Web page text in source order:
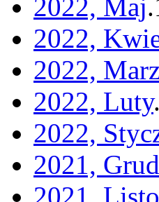
2022, Maj.
2022,
2022,
2022, Luty.
2022,
2021,